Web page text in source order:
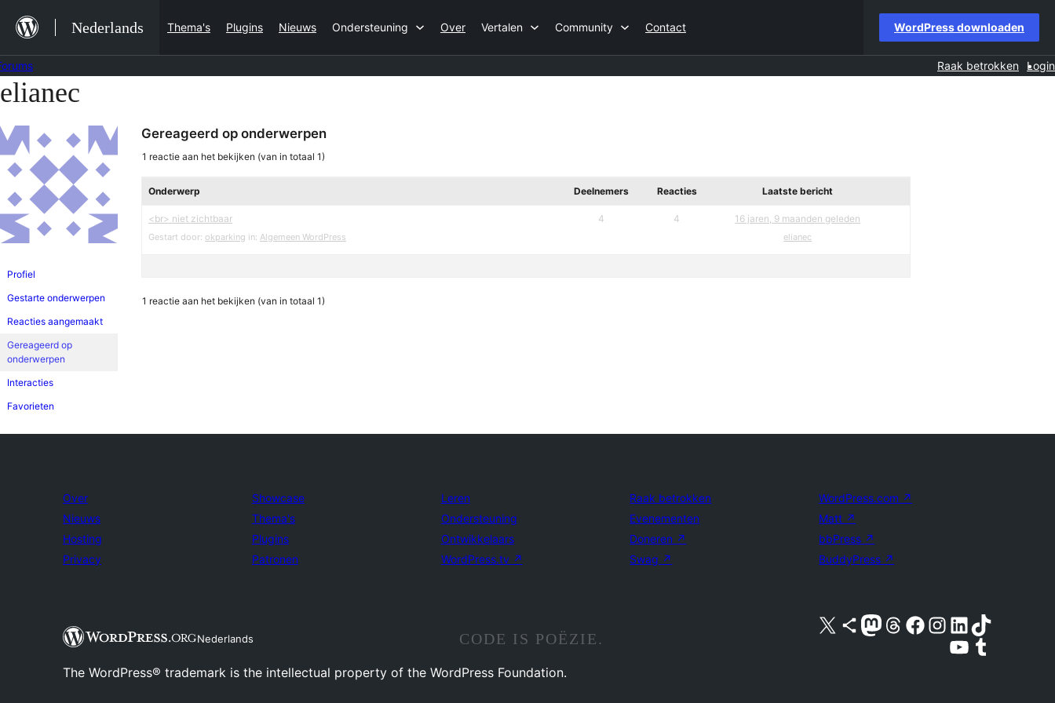
naar
de
inhoud
Nederlands Thema's Plugins Nieuws Ondersteuning Over Vertalen Community Contact WordPress downloaden
Raak betrokken Login
Ga
de
inhoud
elianec
Profiel
Gestarte onderwerpen
Reacties aangemaakt
Gereageerd op
onderwerpen
Interacties
Favorieten
Gereageerd op onderwerpen
1 reactie aan het bekijken (van in totaal 1)
Onderwerp Deelnemers Reacties Laatste bericht
<br> niet zichtbaar
Gestart door: okparking in: Algemeen WordPress
4 4 16 jaren, 9 maanden geleden
elianec
1 reactie aan het bekijken (van in totaal 1)
Over
Nieuws
Hosting
Privacy
Showcase
Thema's
Plugins
Patronen
Leren
Ondersteuning
Ontwikkelaars
WordPress.tv ↗
Raak betrokken
Evenementen
Doneren ↗
Swag ↗
WordPress.com ↗
Matt ↗
bbPress ↗
BuddyPress ↗
Nederlands
Bezoek ons X (voorheen Twitter) account
Bezoek ons Bluesky account
Bezoek ons Mastodon account
Bezoek ons Threads account
Onze Facebook pagina bezoeken
Bezoek ons Instagram account
Bezoek ons LinkedIn account
Bezoek ons TikTok account
Bezoek ons YouTube kanaalBezoek ons Tumblr account
CODE IS POËZIE.
The WordPress® trademark is the intellectual property of the WordPress Foundation.